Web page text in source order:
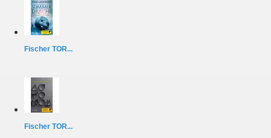
Fischer TOR...
Fischer TOR...